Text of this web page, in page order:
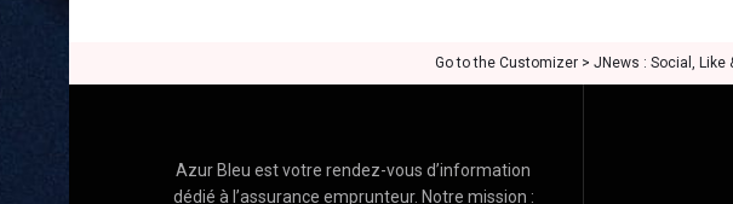
Go to the Customizer > JNews : Social,
Azur Bleu est votre rendez-vous d’information
dédié à l’assurance emprunteur. Notre mission :